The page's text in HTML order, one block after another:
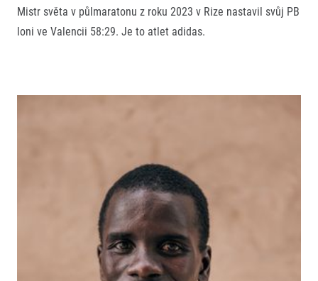
Mistr světa v půlmaratonu z roku 2023 v Rize nastavil svůj PB
loni ve Valencii 58:29. Je to atlet adidas.